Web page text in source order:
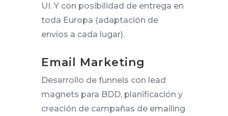
UI. Y con posibilidad de entrega en
toda Europa (adaptación de
envíos a cada lugar).
Email Marketing
Desarrollo de funnels con lead
magnets para BDD, planificación y
creación de campañas de emailing